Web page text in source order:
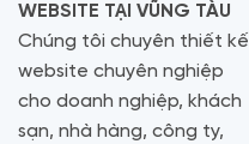
WEBSITE TẠI VŨNG TÀU
Chúng tôi chuyên thiết kế
website chuyên nghiệp
cho doanh nghiệp, khách
sạn, nhà hàng, công ty,